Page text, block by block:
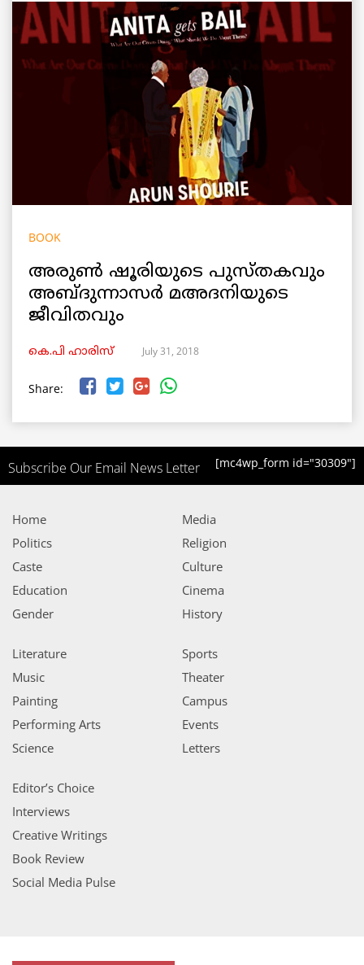
BOOK
അരുൺ ഷൂരിയുടെ പുസ്തകവും
അബ്ദുന്നാസർ മഅദനിയുടെ
ജീവിതവും
കെ.പി ഹാരിസ് July 31, 2018
Share:
Subscribe Our Email News Letter [mc4wp_form id="30309"]
Home
Politics
Caste
Education
Gender
Media
Religion
Culture
Cinema
History
Literature
Music
Painting
Performing Arts
Science
Sports
Theater
Campus
Events
Letters
Editor’s Choice
Interviews
Creative Writings
Book Review
Social Media Pulse